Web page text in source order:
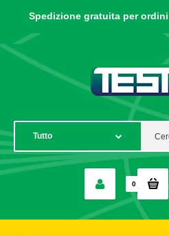
Spedizione gratuita per ordini
0